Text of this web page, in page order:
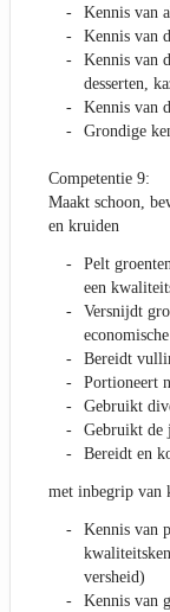
Kennis van
Kennis van
Kennis van
desserten,
Kennis van
Grondige
Competentie 9:
Maakt schoon,
en kruiden
Pelt
een
Versnijdt
Bereidt
Portioneert
Gebruikt
Gebruikt de
Bereidt en
met inbegrip van
Kennis van
versheid)
Kennis van